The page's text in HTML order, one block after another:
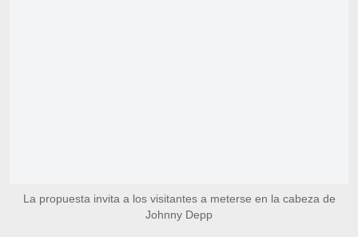
La propuesta invita a los visitantes a meterse en la cabeza de
Johnny Depp